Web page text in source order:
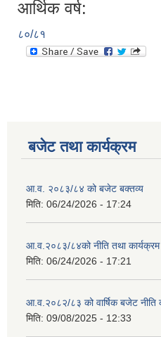
आर्थिक वर्ष:
८०/८१
बजेट तथा कार्यक्रम
आ.व. २०८३/८४ को बजेट बक्तव्य
मिति: 06/24/2026 - 17:24
आ.व.२०८३/८४को नीति तथा कार्यक्रम
मिति: 06/24/2026 - 17:21
आ.व.२०८२/८३ को वार्षिक बजेट नीति
मिति: 09/08/2025 - 12:33